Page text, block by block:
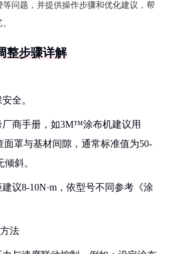
问题，并提供操作步骤和优化建议，帮
整步骤详解
全。
商手册，如3M™涂布机建议用
面罩与基材间隙，通常标准值为50-
斜。
议8-10N·m，依型号不同参考《涂
法